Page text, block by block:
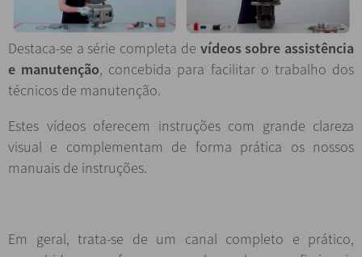
Destaca-se a série completa de vídeos sobre assistência
e manutenção, concebida para facilitar o trabalho dos
técnicos de manutenção.
Estes vídeos oferecem instruções com grande clareza
visual e complementam de forma prática os nossos
manuais de instruções.
Em geral, trata-se de um canal completo e prático,